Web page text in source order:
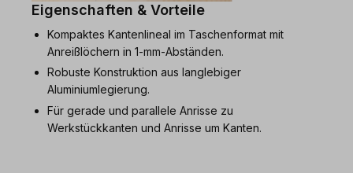
Eigenschaften & Vorteile
Kompaktes Kantenlineal im Taschenformat mit
Anreißlöchern in 1-mm-Abständen.
Robuste Konstruktion aus langlebiger
Aluminiumlegierung.
Für gerade und parallele Anrisse zu
Werkstückkanten und Anrisse um Kanten.